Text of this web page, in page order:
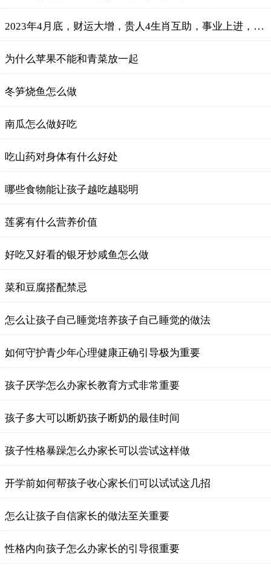
2023年4月底，财运大增，贵人4生肖互助，事业上进，生活美满
为什么苹果不能和青菜放一起
冬笋烧鱼怎么做
南瓜怎么做好吃
吃山药对身体有什么好处
哪些食物能让孩子越吃越聪明
莲雾有什么营养价值
好吃又好看的银牙炒咸鱼怎么做
菜和豆腐搭配禁忌
怎么让孩子自己睡觉培养孩子自己睡觉的做法
如何守护青少年心理健康正确引导极为重要
孩子厌学怎么办家长教育方式非常重要
孩子多大可以断奶孩子断奶的最佳时间
孩子性格暴躁怎么办家长可以尝试这样做
开学前如何帮孩子收心家长们可以试试这几招
怎么让孩子自信家长的做法至关重要
性格内向孩子怎么办家长的引导很重要